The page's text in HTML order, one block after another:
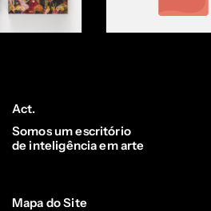
Act.
Somos um escritório
de inteligência em arte
Mapa do Site